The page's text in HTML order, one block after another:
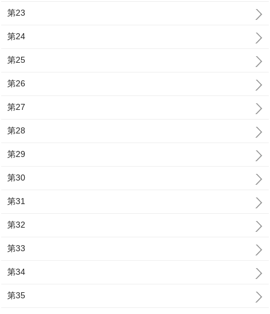
第23
第24
第25
第26
第27
第28
第29
第30
第31
第32
第33
第34
第35